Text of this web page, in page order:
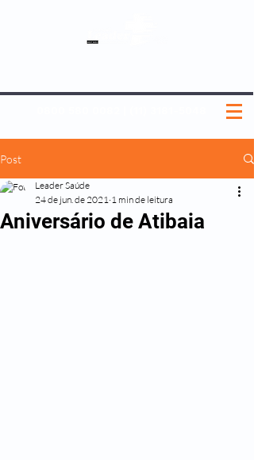
Post
Aniversário de Atibaia
Leader Saúde
24 de jun. de 2021 1 min de leitura